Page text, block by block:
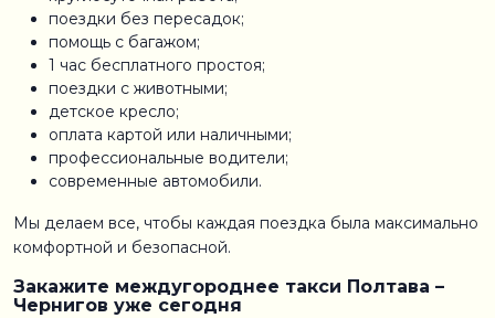
поездки без пересадок;
помощь с багажом;
1 час бесплатного простоя;
поездки с животными;
детское кресло;
оплата картой или наличными;
профессиональные водители;
современные автомобили.
Мы делаем все, чтобы каждая поездка была максимально
комфортной и безопасной.
Закажите междугороднее такси Полтава –
Чернигов уже сегодня